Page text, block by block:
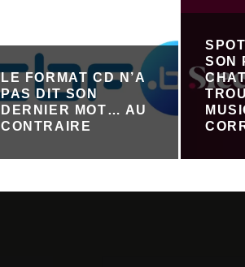
LE FORMAT CD N’A
PAS DIT SON
DERNIER MOT… AU
CONTRAIRE
SON